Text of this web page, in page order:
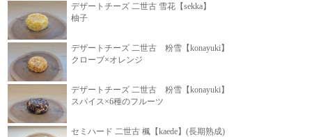
デザートチーズ 二世古 雪花【sekka】
柚子
デザートチーズ 二世古 粉雪【konayuki】
クローブ×オレンジ
デザートチーズ 二世古 粉雪【konayuki】
スパイス×6種のフルーツ
セミハード 二世古 楓【kaede】(長期熟成)